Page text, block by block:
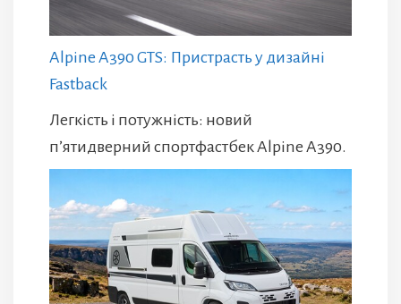
Alpine A390 GTS: Пристрасть у дизайні
Fastback
Легкість і потужність: новий
п’ятидверний спортфастбек Alpine A390.